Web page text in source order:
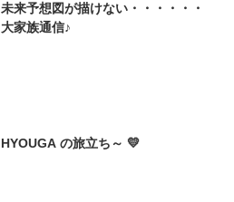
未来予想図が描けない・・・・・・
大家族通信♪
HYOUGA の旅立ち～ 💛